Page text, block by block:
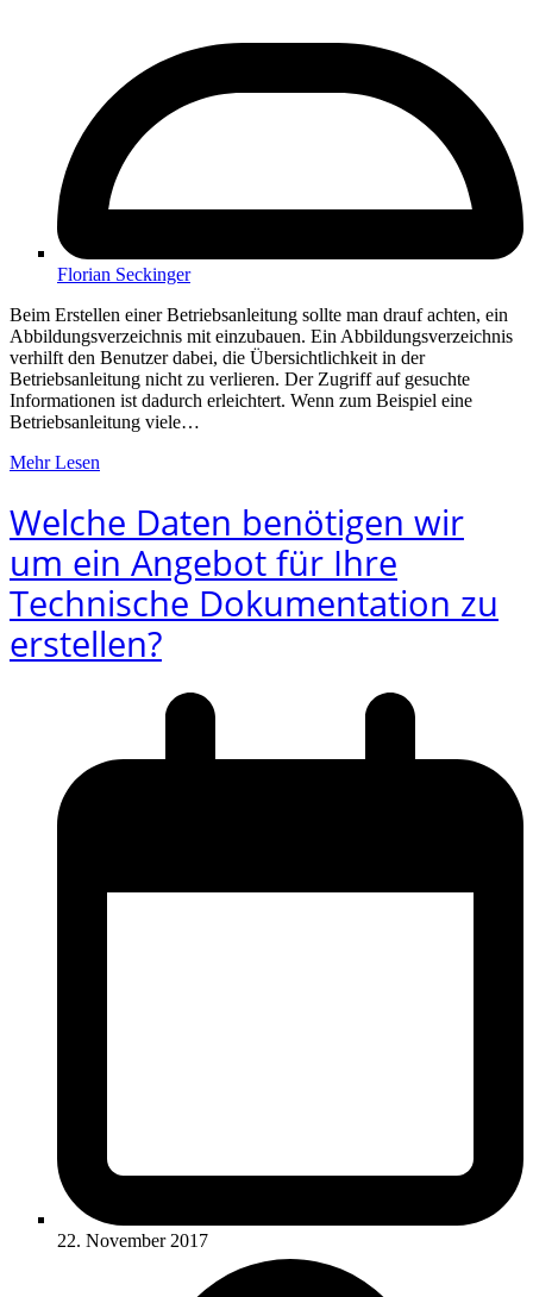
Florian Seckinger
Beim Erstellen einer Betriebsanleitung sollte man drauf achten, ein
Abbildungsverzeichnis mit einzubauen. Ein Abbildungsverzeichnis
verhilft den Benutzer dabei, die Übersichtlichkeit in der
Betriebsanleitung nicht zu verlieren. Der Zugriff auf gesuchte
Informationen ist dadurch erleichtert. Wenn zum Beispiel eine
Betriebsanleitung viele…
Mehr Lesen
Welche Daten benötigen wir
um ein Angebot für Ihre
Technische Dokumentation zu
erstellen?
22. November 2017